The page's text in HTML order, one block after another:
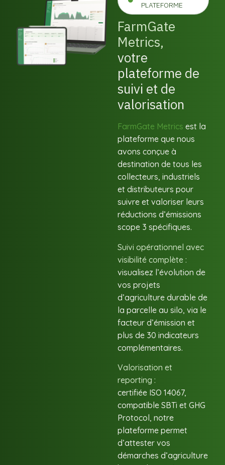
PLATEFORME
FarmGate
Metrics,
votre
plateforme de
suivi et de
valorisation
FarmGate Metrics est la
plateforme que nous
avons conçue à
destination de tous les
collecteurs, industriels
et distributeurs pour
suivre et valoriser leurs
réductions d’émissions
scope 3 spécifiques.
Suivi opérationnel avec
visibilité complète :
visualisez l’évolution de
vos projets
d’agriculture durable de
la parcelle au silo, via le
facteur d’émission et
plus de 30 indicateurs
complémentaires.
Valorisation et
reporting :
certifiée ISO 14067,
compatible SBTi et GHG
Protocol, notre
plateforme permet
d’attester vos
démarches d’agriculture